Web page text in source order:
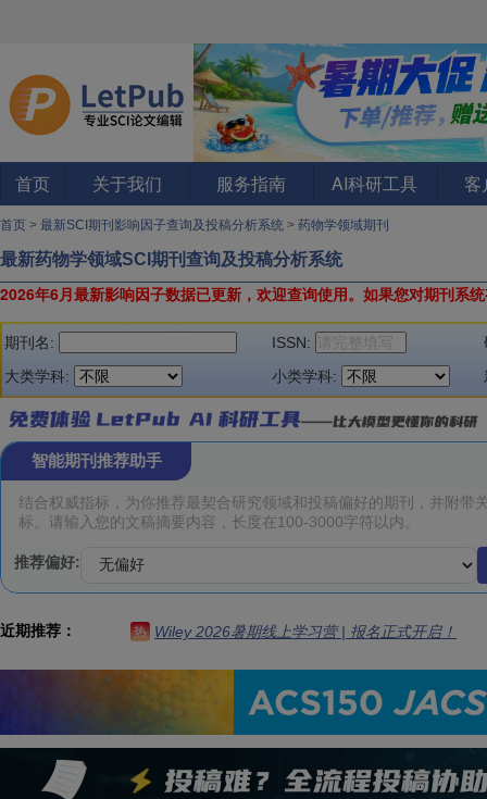
首页 关于我们 服务指南 AI科研工具 客
首页 > 最新SCI期刊影响因子查询及投稿分析系统 > 药物学领域期刊
最新药物学领域SCI期刊查询及投稿分析系统
2026年6月最新影响因子数据已更新，欢迎查询使用。 如果您对期刊系
期刊名: ISSN:
大类学科:
小类学科:
智能期刊推荐助手
推荐偏好:
近期推荐： 热 Wiley 2026暑期线上学习营 | 报名正式开启！